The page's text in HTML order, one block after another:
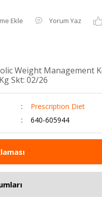
Yorum Yaz
Weight Management
Skt: 02/26
Prescription Diet
640-605944